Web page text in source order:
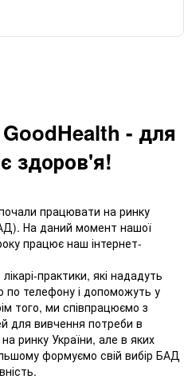
GoodHealth - для
здоров'я!
працювати на ринку
На даний момент нашої
працює наш інтернет-
практики, які нададуть
по телефону і допоможуть у
того, ми співпрацюємо з
для вивчення потреби в
ринку України, але в яких
формуємо свій вибір БАД